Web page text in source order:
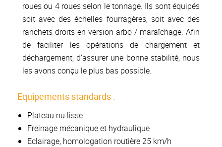
roues ou 4 roues selon le tonnage. Ils sont équipés
soit avec des échelles fourragères, soit avec des
ranchets droits en version arbo / maraîchage. Afin
de faciliter les opérations de chargement et
déchargement, d’assurer une bonne stabilité, nous
les avons conçu le plus bas possible.
Equipements standards :
Plateau nu lisse
Freinage mécanique et hydraulique
Eclairage, homologation routière 25 km/h